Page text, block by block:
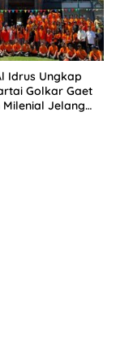
Idrus Ungkap
Golkar Gaet
Milenial Jelang